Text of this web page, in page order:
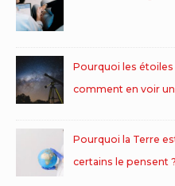
Pourquoi les
comment en voir
Pourquoi la Terre
certains le pensent ?